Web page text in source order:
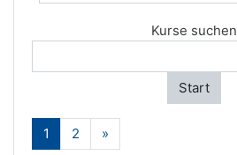
Kurse suchen
Start
1 (aktuell)
2 »